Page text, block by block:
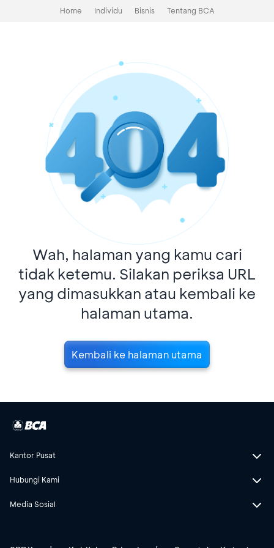
Home Individu Bisnis Tentang BCA
Wah, halaman yang kamu cari
tidak ketemu. Silakan periksa URL
yang dimasukkan atau kembali ke
halaman utama.
Kembali ke halaman utama
Kantor Pusat
Hubungi Kami
Media Sosial